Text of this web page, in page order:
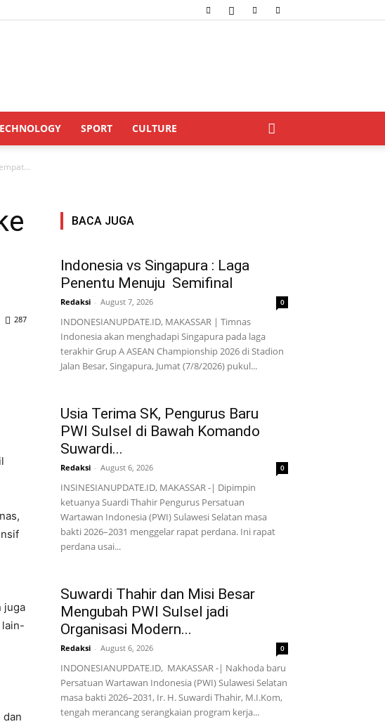
SPORT CULTURE
287
juga
lain-
dan
BACA JUGA
Indonesia vs Singapura : Laga
Penentu Menuju Semifinal
Redaksi - August 7, 2026 0
INDONESIANUPDATE.ID, MAKASSAR | Timnas
Indonesia akan menghadapi Singapura pada laga
terakhir Grup A ASEAN Championship 2026 di Stadion
Jalan Besar, Singapura, Jumat (7/8/2026) pukul...
Usia Terima SK, Pengurus Baru
PWI Sulsel di Bawah Komando
Suwardi...
Redaksi - August 6, 2026 0
INSINESIANUPDATE.ID, MAKASSAR -| Dipimpin
ketuanya Suardi Thahir Pengurus Persatuan
Wartawan Indonesia (PWI) Sulawesi Selatan masa
bakti 2026–2031 menggelar rapat perdana. Ini rapat
perdana usai...
Suwardi Thahir dan Misi Besar
Mengubah PWI Sulsel jadi
Organisasi Modern...
Redaksi - August 6, 2026 0
INDONESIANUPDATE.ID, MAKASSAR -| Nakhoda baru
Persatuan Wartawan Indonesia (PWI) Sulawesi Selatan
masa bakti 2026–2031, Ir. H. Suwardi Thahir, M.I.Kom,
tengah merancang serangkaian program kerja...